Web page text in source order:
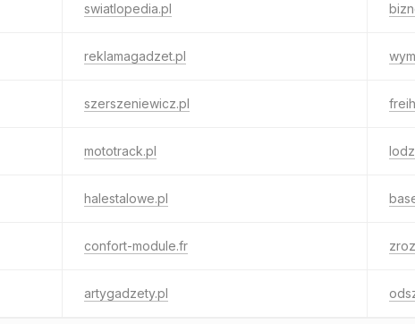
swiatlopedia.pl
reklamagadzet.pl
szerszeniewicz.pl
mototrack.pl
halestalowe.pl
confort-module.fr
artygadzety.pl